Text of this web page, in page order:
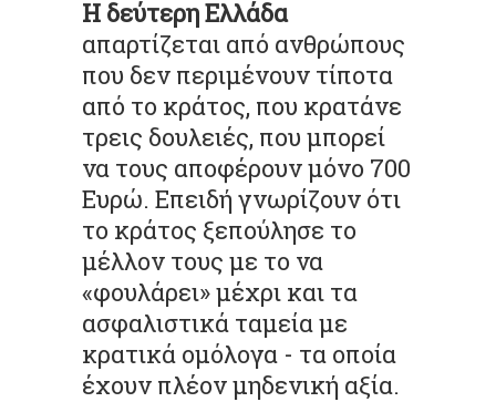
Η δεύτερη Ελλάδα
απαρτίζεται από ανθρώπους
που δεν περιμένουν τίποτα
από το κράτος, που κρατάνε
τρεις δουλειές, που μπορεί
να τους αποφέρουν μόνο 700
Ευρώ. Επειδή γνωρίζουν ότι
το κράτος ξεπούλησε το
μέλλον τους με το να
«φουλάρει» μέχρι και τα
ασφαλιστικά ταμεία με
κρατικά ομόλογα - τα οποία
έχουν πλέον μηδενική αξία.